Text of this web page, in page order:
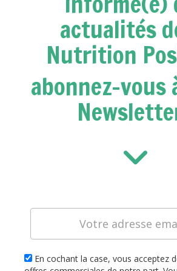
actualités
Nutrition
abonnez-vous
En cochant la case, vous acceptez